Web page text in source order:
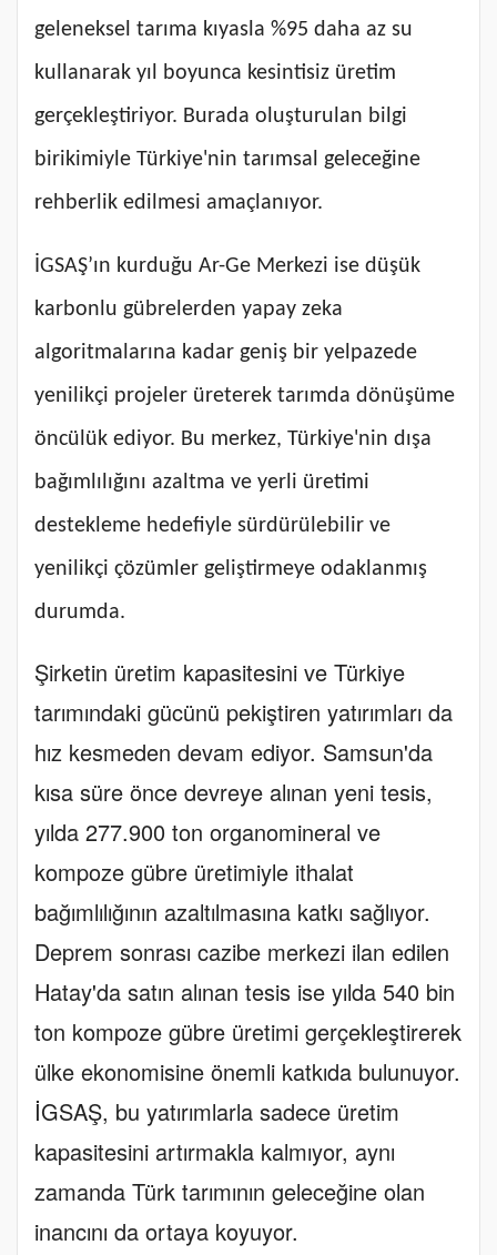
geleneksel tarıma kıyasla %95 daha az su
kullanarak yıl boyunca kesintisiz üretim
gerçekleştiriyor. Burada oluşturulan bilgi
birikimiyle Türkiye'nin tarımsal geleceğine
rehberlik edilmesi amaçlanıyor.
İGSAŞ’ın kurduğu Ar-Ge Merkezi ise düşük
karbonlu gübrelerden yapay zeka
algoritmalarına kadar geniş bir yelpazede
yenilikçi projeler üreterek tarımda dönüşüme
öncülük ediyor. Bu merkez, Türkiye'nin dışa
bağımlılığını azaltma ve yerli üretimi
destekleme hedefiyle sürdürülebilir ve
yenilikçi çözümler geliştirmeye odaklanmış
durumda.
Şirketin üretim kapasitesini ve Türkiye
tarımındaki gücünü pekiştiren yatırımları da
hız kesmeden devam ediyor. Samsun'da
kısa süre önce devreye alınan yeni tesis,
yılda 277.900 ton organomineral ve
kompoze gübre üretimiyle ithalat
bağımlılığının azaltılmasına katkı sağlıyor.
Deprem sonrası cazibe merkezi ilan edilen
Hatay'da satın alınan tesis ise yılda 540 bin
ton kompoze gübre üretimi gerçekleştirerek
ülke ekonomisine önemli katkıda bulunuyor.
İGSAŞ, bu yatırımlarla sadece üretim
kapasitesini artırmakla kalmıyor, aynı
zamanda Türk tarımının geleceğine olan
inancını da ortaya koyuyor.